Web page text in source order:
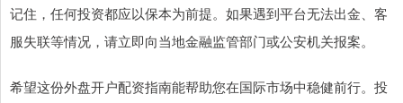
记住，任何投资都应以保本为前提。如果遇到平台无法出金、客
服失联等情况，请立即向当地金融监管部门或公安机关报案。
希望这份外盘开户配资指南能帮助您在国际市场中稳健前行。投